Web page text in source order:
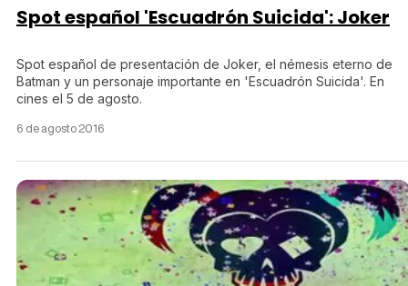
Spot español 'Escuadrón Suicida': Joker
Spot español de presentación de Joker, el némesis eterno de
Batman y un personaje importante en 'Escuadrón Suicida'. En
cines el 5 de agosto.
6 de agosto 2016